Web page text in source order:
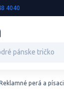
4040
Reklamné perá a